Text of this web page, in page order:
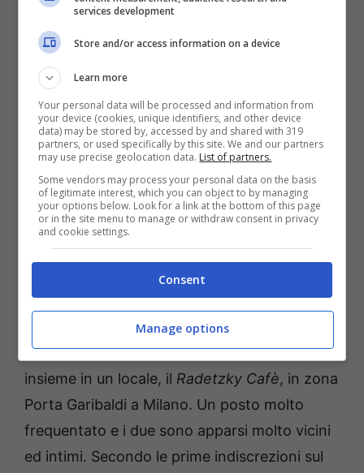
Leggi anche —->
Katia Noventa, ricordate la
conduttrice diventata famosa con Fiorello?
Eccola oggi a 54 anni
Fotografati nel centro di
Milano
I due, dicevamo, sono stati paparazzati
insieme in un locale, il Radetzky Cafè, in zona
Porta Garibaldi a Milano. Un posto molto
frequentato e i due sono apparsi molto vicini
ed intimi. Secondo le prime indiscrezioni sul
services development
Store and/or access information on a device
Learn more
Your personal data will be processed and information from
your device (cookies, unique identifiers, and other device
data) may be stored by, accessed by and shared with 319
partners, or used specifically by this site. We and our partners
may use precise geolocation data. List of partners.
Some vendors may process your personal data on the basis
of legitimate interest, which you can object to by managing
your options below. Look for a link at the bottom of this page
or in the site menu to manage or withdraw consent in privacy
and cookie settings.
Consent
Manage options